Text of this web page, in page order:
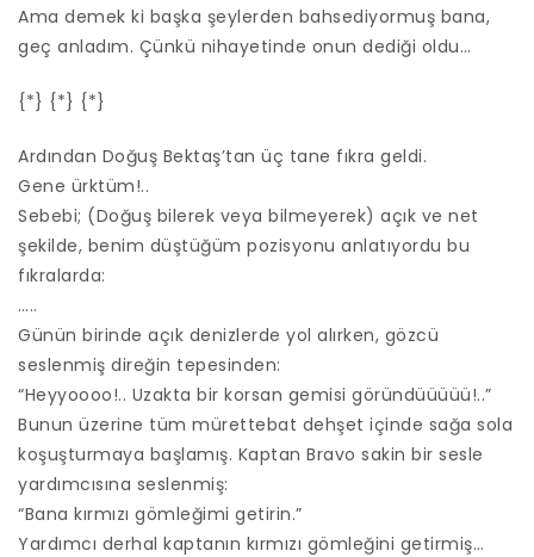
Ama demek ki başka şeylerden bahsediyormuş bana,
geç anladım. Çünkü nihayetinde onun dediği oldu…
{*} {*} {*}
Ardından Doğuş Bektaş’tan üç tane fıkra geldi.
Gene ürktüm!..
Sebebi; (Doğuş bilerek veya bilmeyerek) açık ve net
şekilde, benim düştüğüm pozisyonu anlatıyordu bu
fıkralarda:
…..
Günün birinde açık denizlerde yol alırken, gözcü
seslenmiş direğin tepesinden:
“Heyyoooo!.. Uzakta bir korsan gemisi göründüüüüü!..”
Bunun üzerine tüm mürettebat dehşet içinde sağa sola
koşuşturmaya başlamış. Kaptan Bravo sakin bir sesle
yardımcısına seslenmiş:
“Bana kırmızı gömleğimi getirin.”
Yardımcı derhal kaptanın kırmızı gömleğini getirmiş…